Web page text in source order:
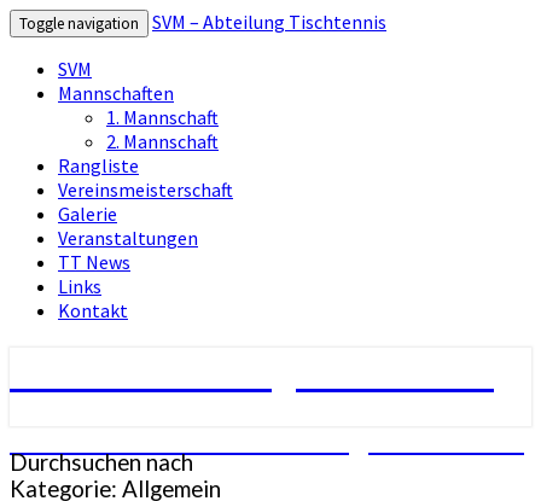
Toggle navigation
SVM – Abteilung Tischtennis
SVM
Mannschaften
1. Mannschaft
2. Mannschaft
Rangliste
Vereinsmeisterschaft
Galerie
Veranstaltungen
TT News
Links
Kontakt
Durchsuchen nach
Kategorie: Allgemein